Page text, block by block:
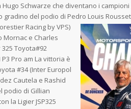
Schwarze che diventano i
gradino del podio di Pedro Louis
Racing by VPS)
Mornac e Charles
325 Toyota#92
P3 Pro am La vittoria è
#34 (Inter Europol
Cautela e Rashid
podio di Gillian
la Ligier JSP325